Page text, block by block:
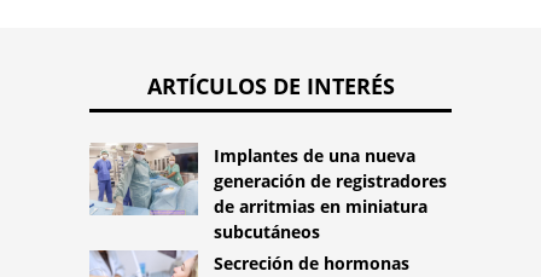
ARTÍCULOS DE INTERÉS
Implantes de una nueva
generación de registradores
de arritmias en miniatura
subcutáneos
Secreción de hormonas